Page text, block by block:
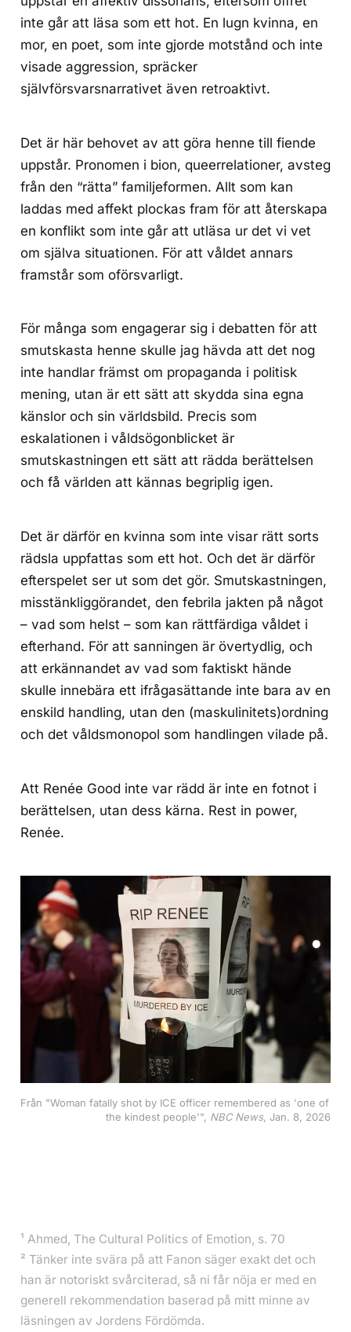
inte går att läsa som ett hot. En lugn kvinna, en
mor, en poet, som inte gjorde motstånd och inte
visade aggression, spräcker
självförsvarsnarrativet även retroaktivt.
Det är här behovet av att göra henne till fiende
uppstår. Pronomen i bion, queerrelationer, avsteg
från den “rätta” familjeformen. Allt som kan
laddas med affekt plockas fram för att återskapa
en konflikt som inte går att utläsa ur det vi vet
om själva situationen. För att våldet annars
framstår som oförsvarligt.
För många som engagerar sig i debatten för att
smutskasta henne skulle jag hävda att det nog
inte handlar främst om propaganda i politisk
mening, utan är ett sätt att skydda sina egna
känslor och sin världsbild. Precis som
eskalationen i våldsögonblicket är
smutskastningen ett sätt att rädda berättelsen
och få världen att kännas begriplig igen.
Det är därför en kvinna som inte visar rätt sorts
rädsla uppfattas som ett hot. Och det är därför
efterspelet ser ut som det gör. Smutskastningen,
misstänkliggörandet, den febrila jakten på något
– vad som helst – som kan rättfärdiga våldet i
efterhand. För att sanningen är övertydlig, och
att erkännandet av vad som faktiskt hände
skulle innebära ett ifrågasättande inte bara av en
enskild handling, utan den (maskulinitets)ordning
och det våldsmonopol som handlingen vilade på.
Att Renée Good inte var rädd är inte en fotnot i
berättelsen, utan dess kärna. Rest in power,
Renée.
Från "Woman fatally shot by ICE officer remembered as 'one of
the kindest people'", NBC News, Jan. 8, 2026
¹ Ahmed, The Cultural Politics of Emotion, s. 70
² Tänker inte svära på att Fanon säger exakt det och
han är notoriskt svårciterad, så ni får nöja er med en
generell rekommendation baserad på mitt minne av
läsningen av Jordens Fördömda.